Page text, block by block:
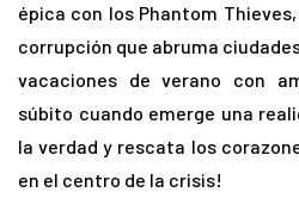
épica con los Phantom
corrupción que abruma
vacaciones de verano con
súbito cuando emerge una
la verdad y rescata los
en el centro de la crisis!